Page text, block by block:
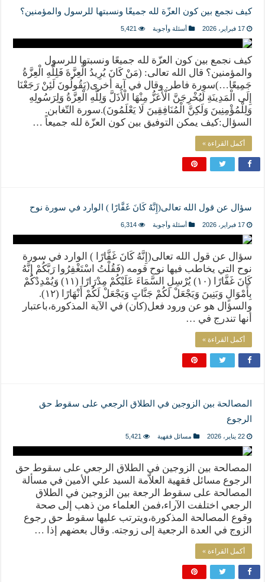
كيف نجمع بين كون العزّة لله جميعًا ونسبتها للرسول والمؤمنين؟
17 فبراير، 2026 أسئلة وأجوبة 5,421
كيف نجمع بين كون العزّة لله جميعًا ونسبتها للرسول
والمؤمنين؟ قال الله تعالى: (مَنْ كَانَ يُرِيدُ الْعِزَّةَ فَلِلَّهِ الْعِزَّةُ
جَمِيعًا…)سورة فاطر. وقال في آية أخرى(يَقُولُونَ لَئِنْ رَجَعْنَا
إِلَى الْمَدِينَةِ لَيُخْرِجَنَّ الْأَعَزُّ مِنْهَا الْأَذَلَّ وَلِلَّهِ الْعِزَّةُ وَلِرَسُولِهِ
وَلِلْمُؤْمِنِينَ وَلَكِنَّ الْمُنَافِقِينَ لَا يَعْلَمُونَ).سورة التّغابن.
السؤال:كيف يمكن التوفيق بين كون العزّة لله جميعاً …
أكمل القراءة »
سؤال عن قول الله تعالى(إِنَّهُ كَانَ غَفَّارًا ) الوارد في سورة نوح
17 فبراير، 2026 أسئلة وأجوبة 6,314
سؤال عن قول الله تعالى(إِنَّهُ كَانَ غَفَّارًا ) الوارد في سورة
نوح التي يخاطب فيها نوح قومه (فَقُلْتُ اسْتَغْفِرُوا رَبَّكُمْ إِنَّهُ
كَانَ غَفَّارًا (١٠) يُرْسِلِ السَّمَاءَ عَلَيْكُمْ مِدْرَارًا (١١) وَيُمْدِدْكُمْ
بِأَمْوَالٍ وَبَنِينَ وَيَجْعَلْ لَكُمْ جَنَّاتٍ وَيَجْعَلْ لَكُمْ أَنْهَارًا (١٢).
والسؤال هو عن ورود فعل(كان) في الآية المذكورة،باعتبار
أنها تندرج في …
أكمل القراءة »
المصالحة بين الزوجين في الطلاق الرجعي على سقوط حق
الرجوع
22 يناير، 2026 مسائل فقهية 5,421
المصالحة بين الزوجين في الطلاق الرجعي على سقوط حق
الرجوع مسائل فقهية العلاّمة السيد علي الأمين في مسألة
المصالحة على سقوط الرجعة بين الزوجين في الطلاق
الرجعي اختلفت الآراء،فمن العلماء من ذهب إلى صحة
وقوع المصالحة المذكورة،ويترتب عليها سقوط حق رجوع
الزوج في العدة الرجعية إلى زوجته. وقال بعضهم إذا …
أكمل القراءة »